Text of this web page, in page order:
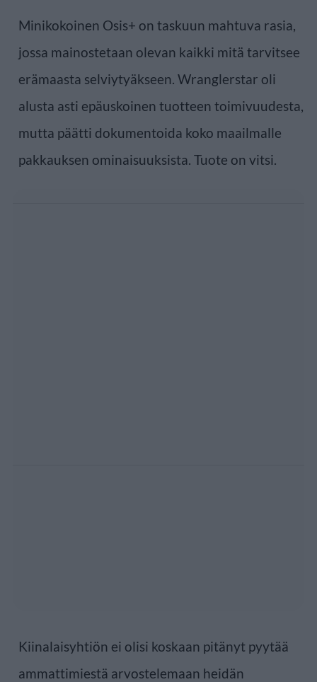
Minikokoinen Osis+ on taskuun mahtuva rasia,
jossa mainostetaan olevan kaikki mitä tarvitsee
erämaasta selviytyäkseen. Wranglerstar oli
alusta asti epäuskoinen tuotteen toimivuudesta,
mutta päätti dokumentoida koko maailmalle
pakkauksen ominaisuuksista. Tuote on vitsi.
Kiinalaisyhtiön ei olisi koskaan pitänyt pyytää
ammattimiestä arvostelemaan heidän